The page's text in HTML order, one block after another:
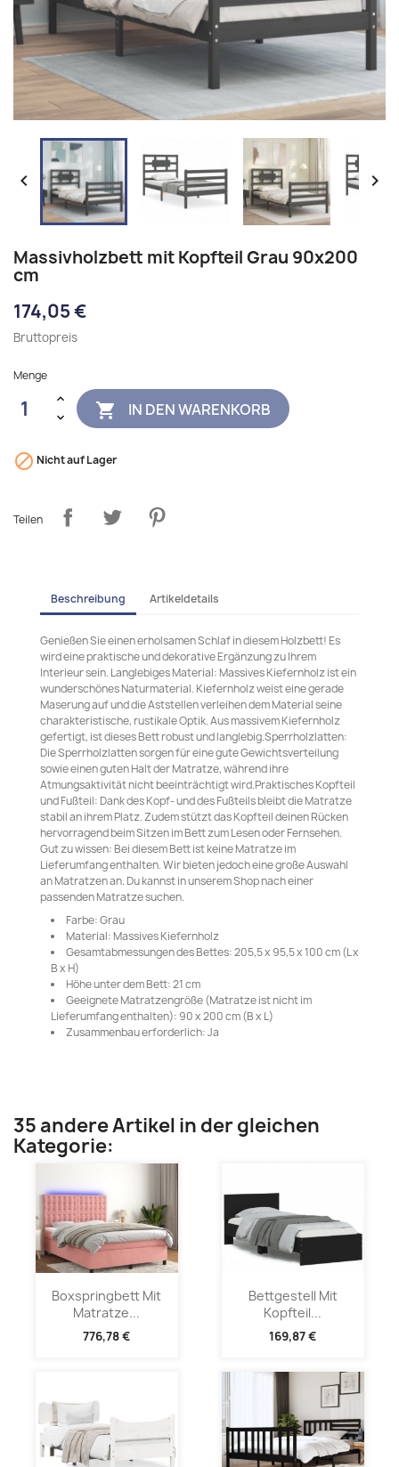
 
Massivholzbett mit Kopfteil Grau 90x200
cm
174,05 €
Bruttopreis
Menge
 IN DEN WARENKORB
 Nicht auf Lager
Teilen
Beschreibung Artikeldetails
Genießen Sie einen erholsamen Schlaf in diesem Holzbett! Es
wird eine praktische und dekorative Ergänzung zu Ihrem
Interieur sein. Langlebiges Material: Massives Kiefernholz ist ein
wunderschönes Naturmaterial. Kiefernholz weist eine gerade
Maserung auf und die Aststellen verleihen dem Material seine
charakteristische, rustikale Optik. Aus massivem Kiefernholz
gefertigt, ist dieses Bett robust und langlebig.Sperrholzlatten:
Die Sperrholzlatten sorgen für eine gute Gewichtsverteilung
sowie einen guten Halt der Matratze, während ihre
Atmungsaktivität nicht beeinträchtigt wird.Praktisches Kopfteil
und Fußteil: Dank des Kopf- und des Fußteils bleibt die Matratze
stabil an ihrem Platz. Zudem stützt das Kopfteil deinen Rücken
hervorragend beim Sitzen im Bett zum Lesen oder Fernsehen.
Gut zu wissen: Bei diesem Bett ist keine Matratze im
Lieferumfang enthalten. Wir bieten jedoch eine große Auswahl
an Matratzen an. Du kannst in unserem Shop nach einer
passenden Matratze suchen.
Farbe: Grau
Material: Massives Kiefernholz
Gesamtabmessungen des Bettes: 205,5 x 95,5 x 100 cm (L x
B x H)
Höhe unter dem Bett: 21 cm
Geeignete Matratzengröße (Matratze ist nicht im
Lieferumfang enthalten): 90 x 200 cm (B x L)
Zusammenbau erforderlich: Ja
35 andere Artikel in der gleichen
Kategorie:
Boxspringbett Mit
Matratze...
776,78 €
Bettgestell Mit
Kopfteil...
169,87 €